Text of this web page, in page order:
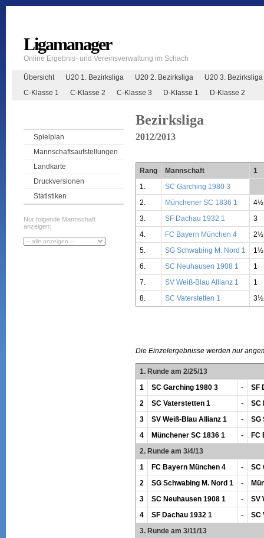
Ligamanager
Online Ergebnis- und Vereinsverwaltung im Schach
Übersicht U20 1. Bezirksliga U20 2. Bezirksliga
U20 3. Bezirksliga
C-Klasse 1
C-Klasse 2 C-Klasse 3 D-Klasse 1 D-Klasse 2
Spielplan
Mannschaftsaufstellungen
Landkarte
Druckversionen
Statistiken
Nur folgende Mannschaft
anzeigen:
Bezirksliga
2012/2013
Rang Mannschaft
1
1.
SC Garching 1980 3
2.
Münchener SC 1836 1
4½
3.
SF Dachau 1932 1
3
4.
FC Bayern München 4
2½
5.
SG Schwabing M. Nord 1
1½
6.
SC Neuhausen 1908 1
1
7.
SV Weiß-Blau Allianz 1
1
8.
SC Vaterstetten 1 3½
Die Einzelergebnisse werden nur
1. Runde am 2/25/13
1
SC Garching 1980 3 -
SF
2
SC Vaterstetten 1 -
SC
3
SV Weiß-Blau Allianz 1 -
SG
4
Münchener SC 1836 1 -
FC
2. Runde am 3/4/13
1
FC Bayern München 4 -
SC
2
SG Schwabing M. Nord 1 -
3
SC Neuhausen 1908 1 -
SV
4
SF Dachau 1932 1 -
SC
3. Runde am 3/11/13